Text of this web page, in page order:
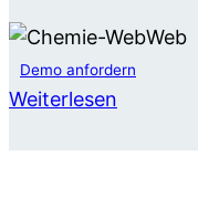
Web
Demo anfordern
Weiterlesen